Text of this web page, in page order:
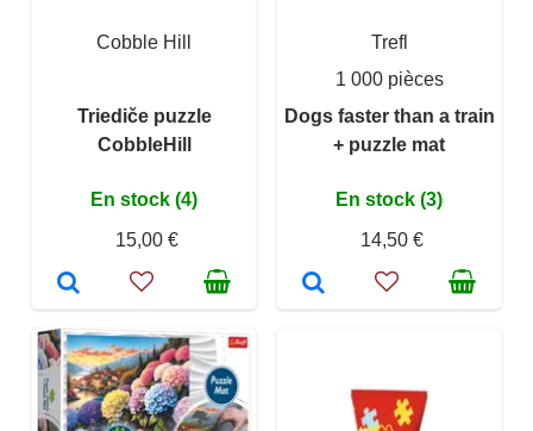
Cobble Hill
Triediče puzzle
CobbleHill
En stock (4)
15,00 €
Trefl
1 000 pièces
Dogs faster than a train
+ puzzle mat
En stock (3)
14,50 €